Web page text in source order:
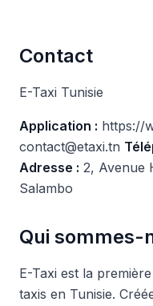
Contact
E-Taxi Tunisie
Application : https://
contact@etaxi.tn
Adresse : 2, Avenue
Salambo
Qui sommes-
E-Taxi est la
taxis en Tunisie.